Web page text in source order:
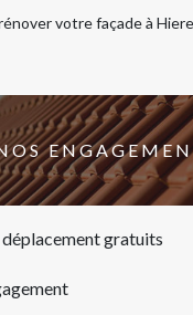
votre façade à
gratuits